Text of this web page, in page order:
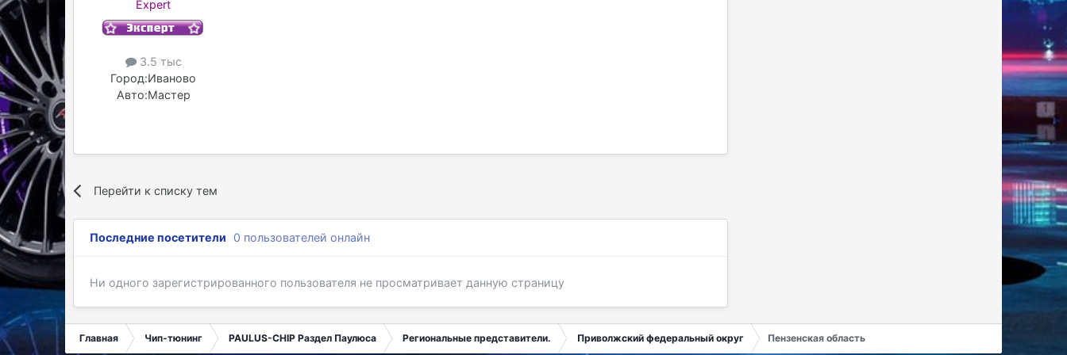
Expert
3.5 тыс
Город:Иваново
Авто:Мастер
Перейти к списку тем
Последние посетители 0 пользователей онлайн
Ни одного зарегистрированного пользователя не просматривает данную страницу
Главная Чип-тюнинг PAULUS-CHIP Раздел Паулюса Региональные представители. Приволжский федеральный округ Пензенская область